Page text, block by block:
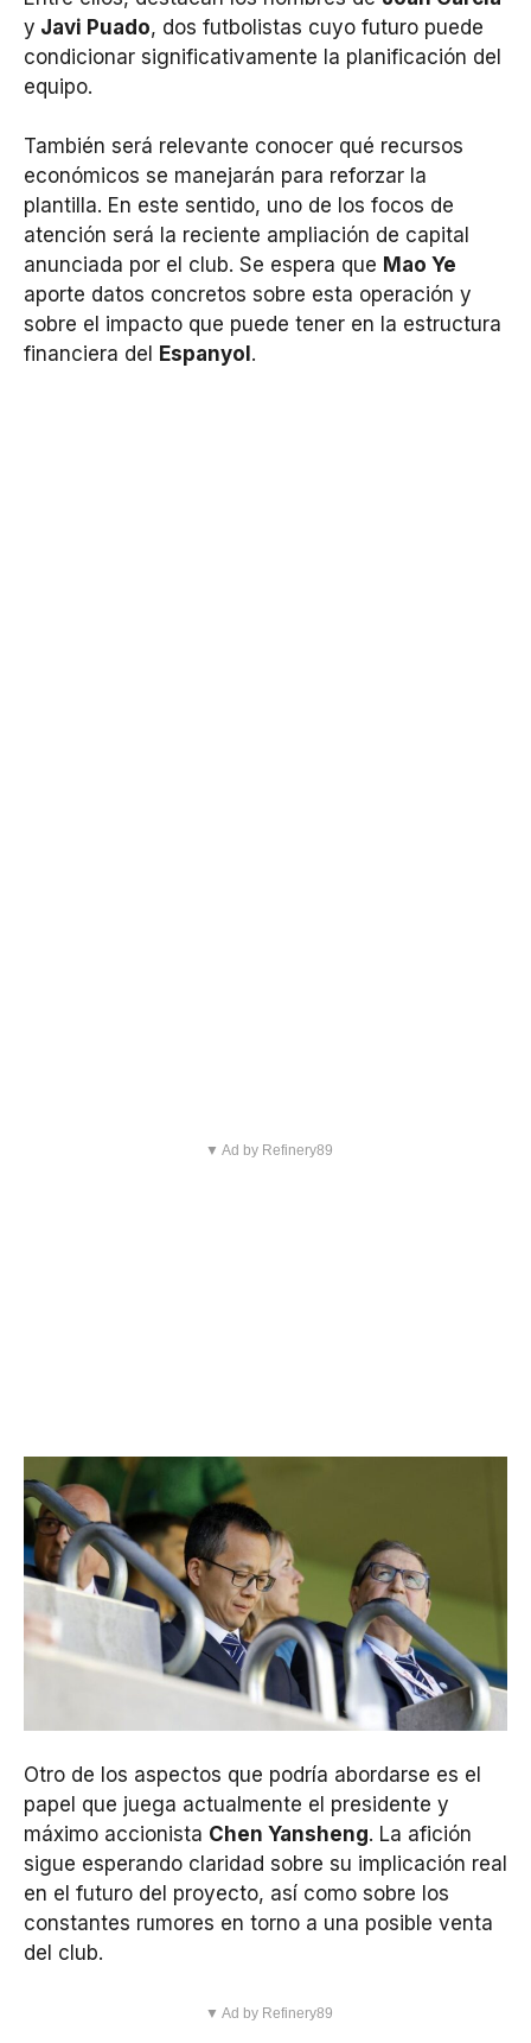
y Javi Puado, dos futbolistas cuyo futuro puede
condicionar significativamente la planificación del
equipo.
También será relevante conocer qué recursos
económicos se manejarán para reforzar la
plantilla. En este sentido, uno de los focos de
atención será la reciente ampliación de capital
anunciada por el club. Se espera que Mao Ye
aporte datos concretos sobre esta operación y
sobre el impacto que puede tener en la estructura
financiera del
Espanyol .
▼ Ad by Refinery89
Otro de los aspectos que podría abordarse es el
papel que juega actualmente el presidente y
máximo accionista Chen Yansheng. La afición
sigue esperando claridad sobre su implicación real
en el futuro del proyecto, así como sobre los
constantes rumores en torno a una posible venta
del club.
▼ Ad by Refinery89